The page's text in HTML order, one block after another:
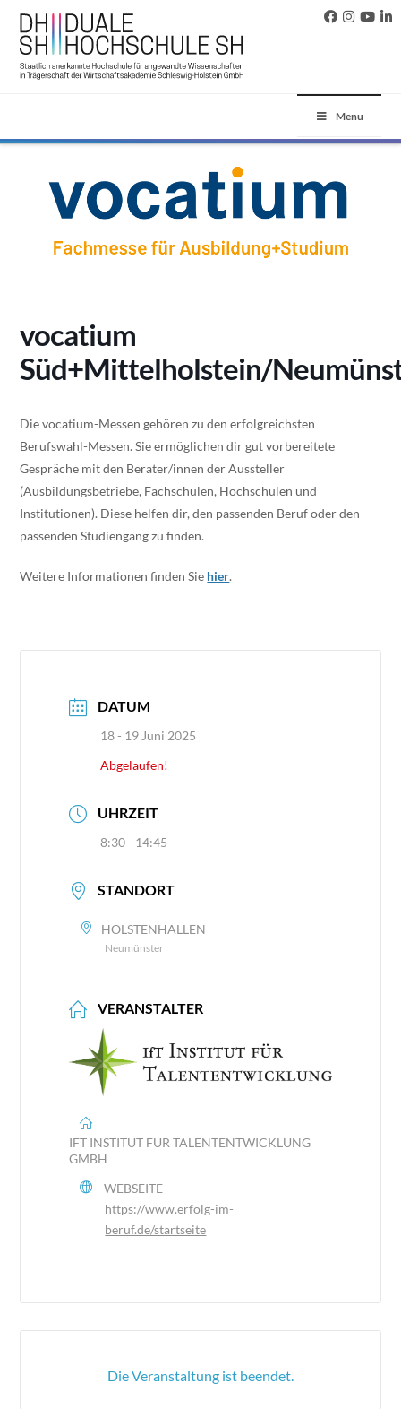
Menu
vocatium
Süd+Mittelholstein/
Die vocatium-Messen gehören zu den erfolgreichsten
Berufswahl-Messen. Sie ermöglichen dir gut vorbereitete
Gespräche mit den Berater/innen der Aussteller
(Ausbildungsbetriebe, Fachschulen, Hochschulen und
Institutionen). Diese helfen dir, den passenden Beruf oder den
passenden Studiengang zu finden.
Weitere Informationen finden Sie hier.
DATUM
18 - 19 Juni 2025
Abgelaufen!
UHRZEIT
8:30 - 14:45
STANDORT
HOLSTENHALLEN
Neumünster
VERANSTALTER
IFT INSTITUT FÜR TALENTENTWICKLUNG
GMBH
WEBSEITE
https://www.erfolg-im-
beruf.de/startseite
Die Veranstaltung ist beendet.